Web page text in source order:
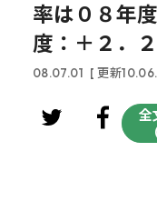
率は０８年
度：＋２．
08.07.01 [ 更新
全